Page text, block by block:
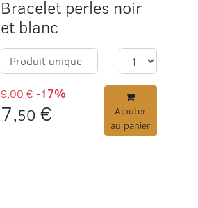
Bracelet perles noir
et blanc
Produit unique
9,00 €-17%
7,50 €
Ajouter
au panier